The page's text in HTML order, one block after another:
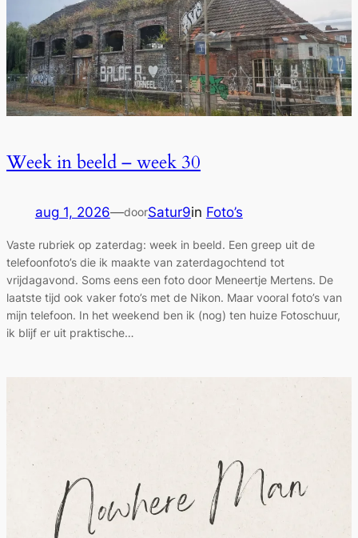
Week in beeld – week 30
aug 1, 2026—doorSatur9in Foto’s
Vaste rubriek op zaterdag: week in beeld. Een greep uit de
telefoonfoto’s die ik maakte van zaterdagochtend tot
vrijdagavond. Soms eens een foto door Meneertje Mertens. De
laatste tijd ook vaker foto’s met de Nikon. Maar vooral foto’s van
mijn telefoon. In het weekend ben ik (nog) ten huize Fotoschuur,
ik blijf er uit praktische…